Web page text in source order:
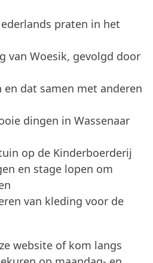
praten in het
van Woesik, gevolgd door
dat samen met anderen
dingen in Wassenaar
op de Kinderboerderij
en stage lopen om
van kleding voor de
website of kom langs